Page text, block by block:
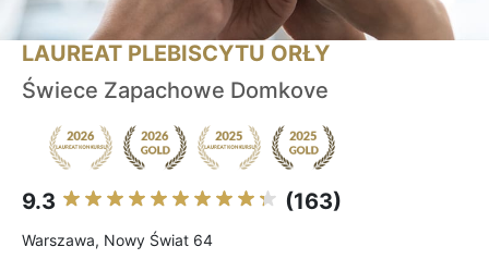
LAUREAT PLEBISCYTU ORŁY
Świece Zapachowe Domkove
9.3 (163)
Warszawa, Nowy Świat 64